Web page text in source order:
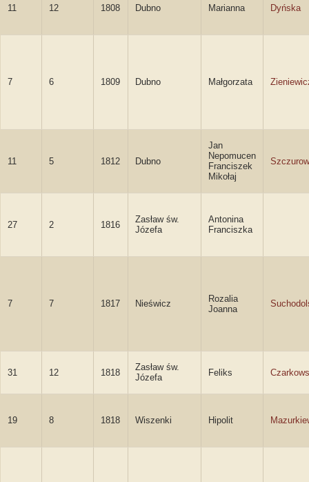
11 12 1808 Dubno Marianna Dyńska
7 6 1809 Dubno Małgorzata
11 5 1812 Dubno
Jan
Nepomucen
Franciszek
Mikołaj
27 2 1816
Zasław św.
Józefa
Antonina
Franciszka
7 7 1817 Nieświcz
Rozalia
Joanna
31 12 1818
Zasław św.
Józefa
Feliks
19 8 1818 Wiszenki Hipolit